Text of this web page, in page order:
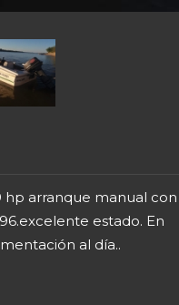
hp arranque manual con
estado. En
al día..